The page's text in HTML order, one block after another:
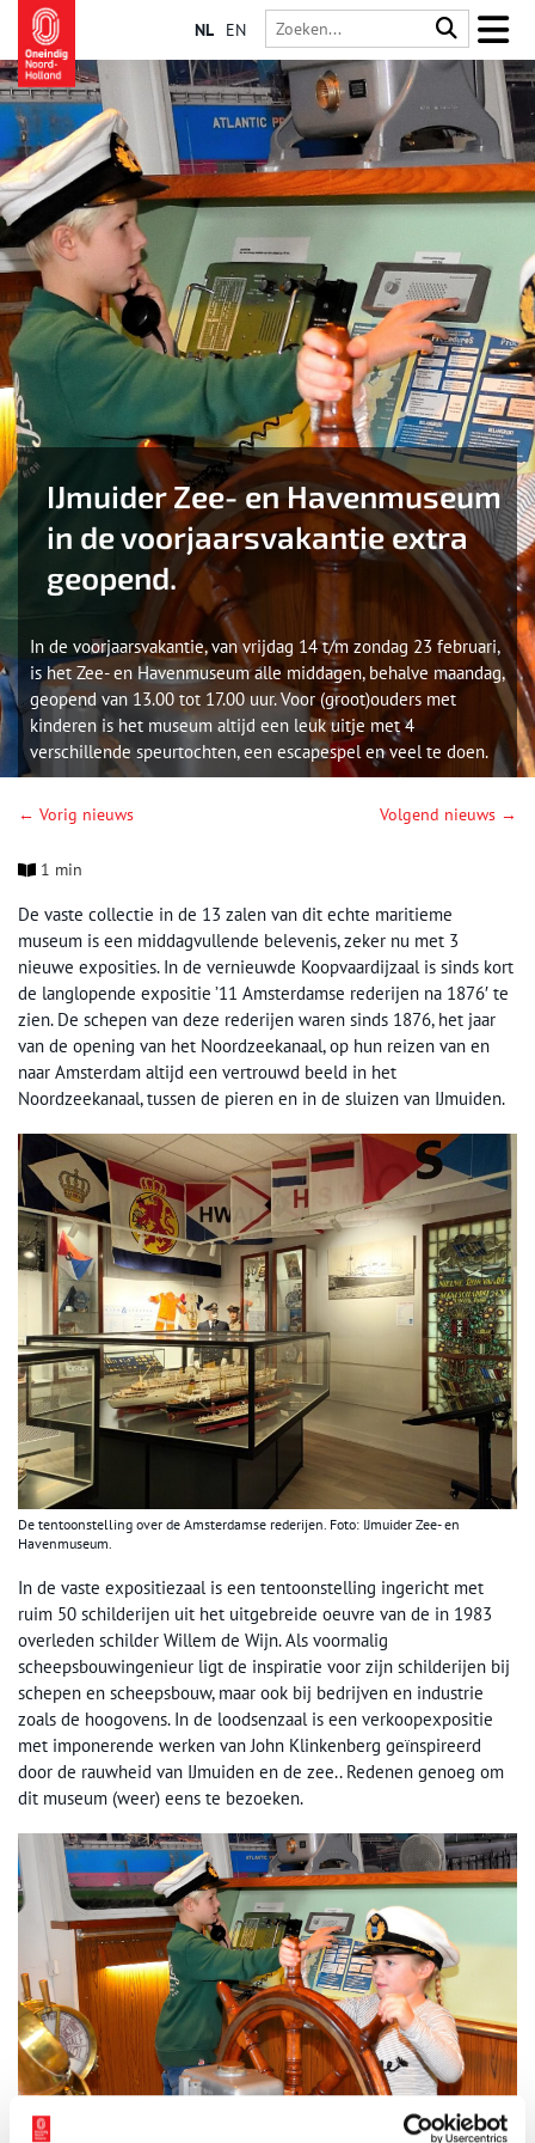
NL EN
IJmuider Zee- en Havenmuseum
in de voorjaarsvakantie extra
geopend.
In de voorjaarsvakantie, van vrijdag 14 t/m zondag 23 februari,
is het Zee- en Havenmuseum alle middagen, behalve maandag,
geopend van 13.00 tot 17.00 uur. Voor (groot)ouders met
kinderen is het museum altijd een leuk uitje met 4
verschillende speurtochten, een escapespel en veel te doen.
← Vorig nieuws Volgend nieuws →
1 min
De vaste collectie in de 13 zalen van dit echte maritieme
museum is een middagvullende belevenis, zeker nu met 3
nieuwe exposities. In de vernieuwde Koopvaardijzaal is sinds kort
de langlopende expositie ’11 Amsterdamse rederijen na 1876′ te
zien. De schepen van deze rederijen waren sinds 1876, het jaar
van de opening van het Noordzeekanaal, op hun reizen van en
naar Amsterdam altijd een vertrouwd beeld in het
Noordzeekanaal, tussen de pieren en in de sluizen van IJmuiden.
De tentoonstelling over de Amsterdamse rederijen. Foto: IJmuider Zee- en
Havenmuseum.
In de vaste expositiezaal is een tentoonstelling ingericht met
ruim 50 schilderijen uit het uitgebreide oeuvre van de in 1983
overleden schilder Willem de Wijn. Als voormalig
scheepsbouwingenieur ligt de inspiratie voor zijn schilderijen bij
schepen en scheepsbouw, maar ook bij bedrijven en industrie
zoals de hoogovens. In de loodsenzaal is een verkoopexpositie
met imponerende werken van John Klinkenberg geïnspireerd
door de rauwheid van IJmuiden en de zee.. Redenen genoeg om
dit museum (weer) eens te bezoeken.
Voorjaarsvakantie voor het hele gezin. Foto: IJmuider Zee- en Havenmuseum.